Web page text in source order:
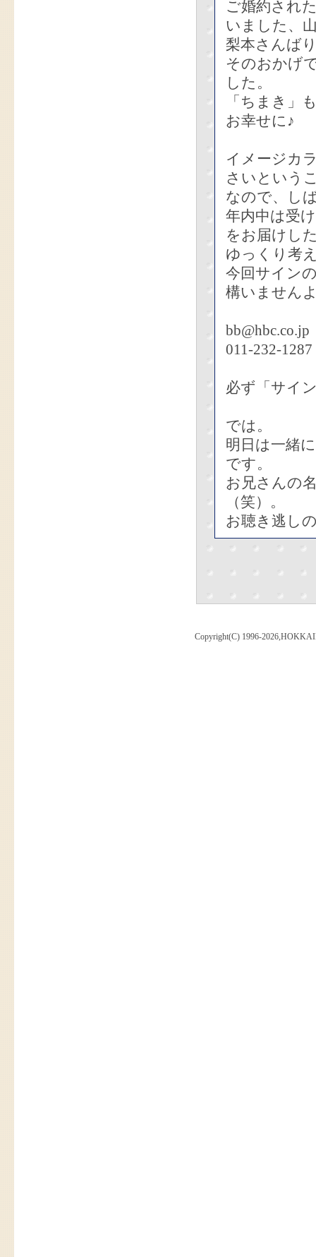
ご婚約され
いました、
梨本さんば
そのおかげ
した。
「ちまき」
お幸せに♪
イメージカ
さいという
なので、し
年内中は受
をお届けし
ゆっくり考
今回サイン
構いません
bb@hbc.co.jp
011-232-1287
必ず「サイ
では。
明日は一緒
です。
お兄さんの
（笑）。
お聴き逃し
Copyright(C) 1996-